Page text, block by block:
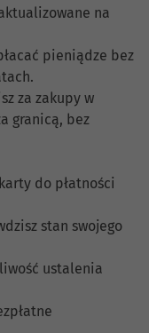
na
pieniądze bez
za zakupy w
granicą, bez
do płatności
stan swojego
ustalenia